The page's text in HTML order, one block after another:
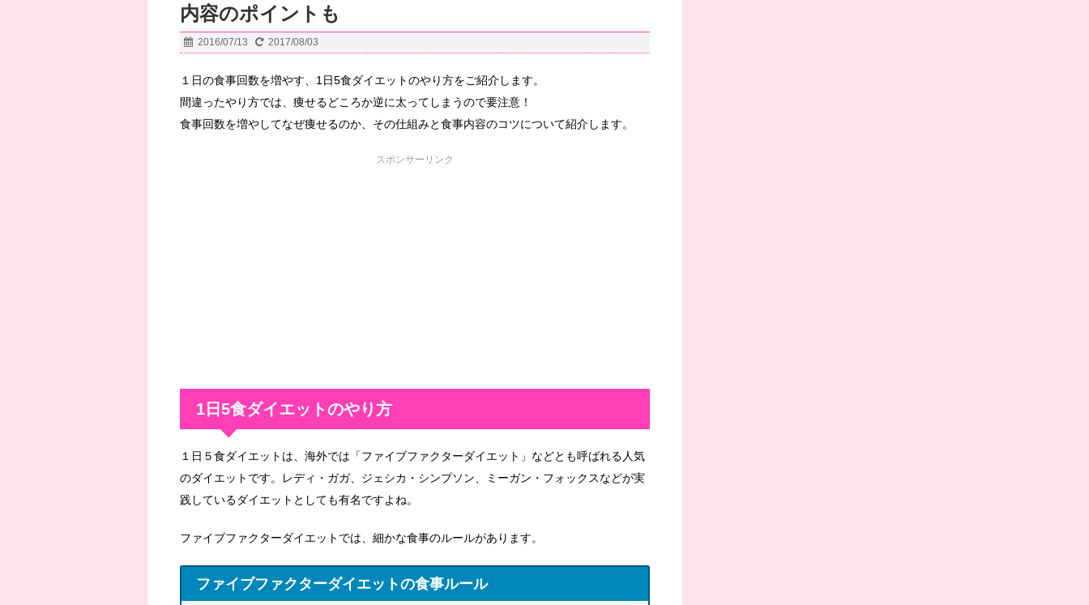
内容のポイントも
2016/07/13 2017/08/03
１日の食事回数を増やす、1日5食ダイエットのやり方をご紹介します。
間違ったやり方では、痩せるどころか逆に太ってしまうので要注意！
食事回数を増やしてなぜ痩せるのか、その仕組みと食事内容のコツについて紹介します。
スポンサーリンク
1日5食ダイエットのやり方
１日５食ダイエットは、海外では「ファイブファクターダイエット」などとも呼ばれる人気
のダイエットです。レディ・ガガ、ジェシカ・シンプソン、ミーガン・フォックスなどが実
践しているダイエットとしても有名ですよね。
ファイブファクターダイエットでは、細かな食事のルールがあります。
ファイブファクターダイエットの食事ルール